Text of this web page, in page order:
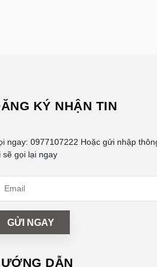
KÝ NHẬN TIN
ngay: 0977107222 Hoặc gửi nhập
sẽ gọi lại ngay
GỬI NGAY
DẪN